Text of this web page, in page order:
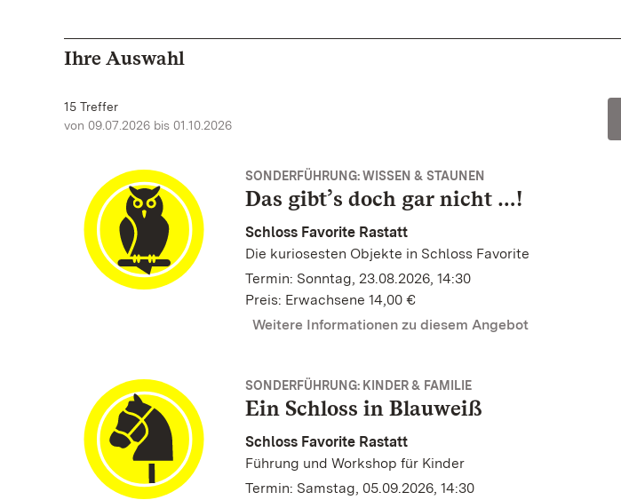
Ihre Auswahl
15 Treffer
von 09.07.2026 bis 01.10.2026
SONDERFÜHRUNG: WISSEN & STAUNEN
Das gibt’s doch gar nicht …!
Schloss Favorite Rastatt
Die kuriosesten Objekte in Schloss Favorite
Termin: Sonntag, 23.08.2026, 14:30
Preis: Erwachsene 14,00 €
Weitere Informationen zu diesem Angebot
SONDERFÜHRUNG: KINDER & FAMILIE
Ein Schloss in Blauweiß
Schloss Favorite Rastatt
Führung und Workshop für Kinder
Termin: Samstag, 05.09.2026, 14:30